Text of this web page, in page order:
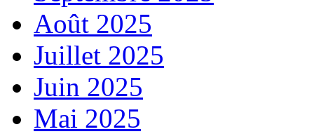
Août 2025
Juillet 2025
Juin 2025
Mai 2025